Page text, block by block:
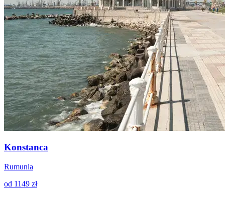
Konstanca
Rumunia
od 1149 zł